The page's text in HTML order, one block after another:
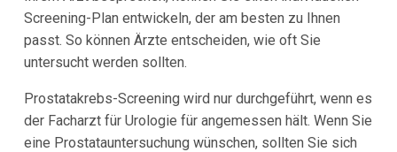
Screening-Plan entwickeln, der am besten zu Ihnen
passt. So können Ärzte entscheiden, wie oft Sie
untersucht werden sollten.
Prostatakrebs-Screening wird nur durchgeführt, wenn es
der Facharzt für Urologie für angemessen hält. Wenn Sie
eine Prostatauntersuchung wünschen, sollten Sie sich